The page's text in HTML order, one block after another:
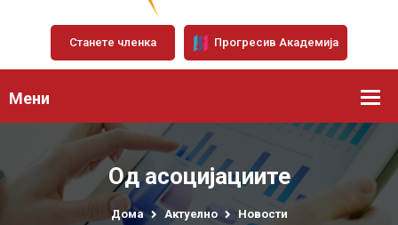
Станете членка Прогресив Академија
Мени
Од асоцијациите
Дома Актуелно Новости